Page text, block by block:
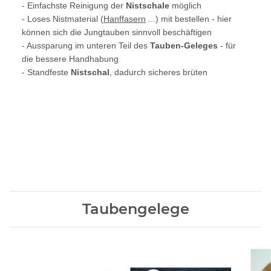
- Einfachste Reinigung der Nistschale möglich
- Loses Nistmaterial (Hanffasern ...) mit bestellen - hier
können sich die Jungtauben sinnvoll beschäftigen
- Aussparung im unteren Teil des Tauben-Geleges - für
die bessere Handhabung
- Standfeste Nistschal , dadurch sicheres brüten
Taubengelege